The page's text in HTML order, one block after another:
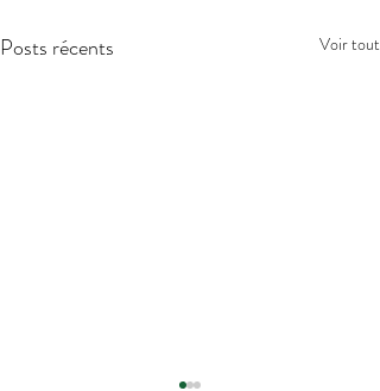
Posts récents Voir tout